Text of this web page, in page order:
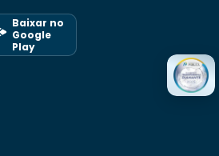
Baixar no
Google
Play